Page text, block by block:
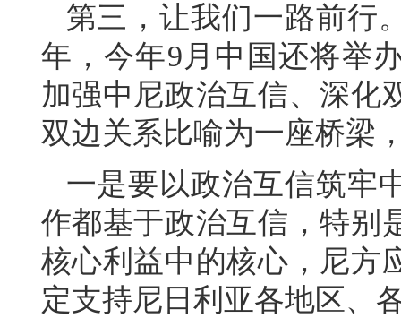
第三，让我们一路前行
年，今年9月中国还将举
加强中尼政治互信、深化
双边关系比喻为一座桥梁
一是要以政治互信筑牢
作都基于政治互信，特别
核心利益中的核心，尼方
定支持尼日利亚各地区、